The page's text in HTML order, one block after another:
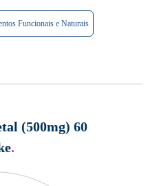
Funcionais e Naturais
(500mg) 60
.